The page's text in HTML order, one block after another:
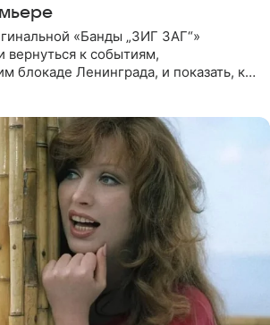
«Банды „ЗИГ ЗАГ“»
вернуться к событиям,
блокаде Ленинграда, и показать, как